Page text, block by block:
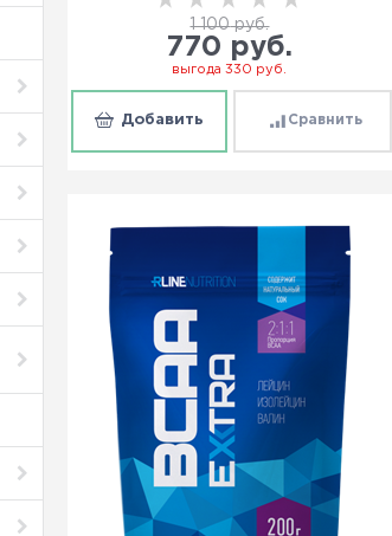
1 100 руб.
770 руб.
выгода330 руб.
Добавить Сравнить